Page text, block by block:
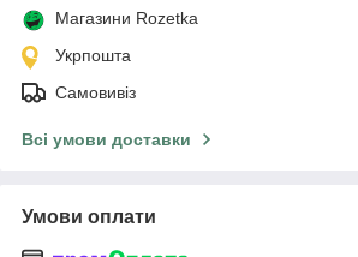
Магазини Rozetka
Укрпошта
Самовивіз
Всі умови доставки
Умови оплати